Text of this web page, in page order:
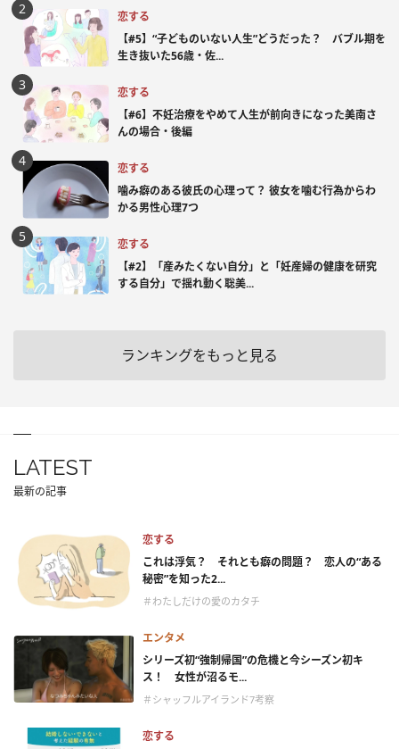
恋する
【#5】“子どものいない人生”どうだった？ バブル期を
生き抜いた56歳・佐...
恋する
【#6】不妊治療をやめて人生が前向きになった美南さ
んの場合・後編
恋する
噛み癖のある彼氏の心理って？ 彼女を噛む行為からわ
かる男性心理7つ
恋する
【#2】「産みたくない自分」と「妊産婦の健康を研究
する自分」で揺れ動く聡美...
ランキングをもっと見る
LATEST
最新の記事
恋する
これは浮気？ それとも癖の問題？ 恋人の“ある
秘密”を知った2...
＃わたしだけの愛のカタチ
エンタメ
シリーズ初“強制帰国”の危機と今シーズン初キ
ス！ 女性が沼るモ...
＃シャッフルアイランド7考察
恋する